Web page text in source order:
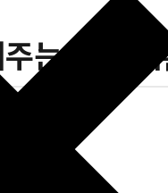
는 낙하